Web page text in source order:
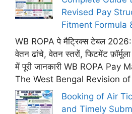
Revised Pay
Fitment Formula
WB ROPA पे मैट्रिक्स टेबल 2026:
वेतन ढांचे, वेतन स्तरों, फिटमेंट
में पूरी जानकारी WB ROPA Pay
The West Bengal Revision
Booking of Air
and Timely